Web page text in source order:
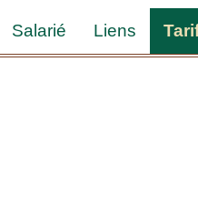
Salarié Liens